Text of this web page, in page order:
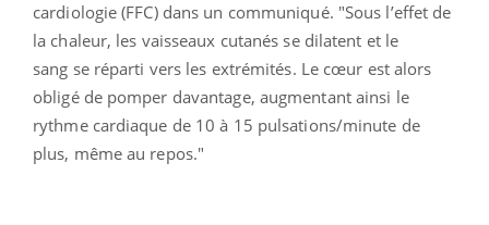
cardiologie (FFC) dans un communiqué. "Sous l’effet de
la chaleur, les vaisseaux cutanés se dilatent et le
sang se réparti vers les extrémités. Le cœur est alors
obligé de pomper davantage, augmentant ainsi le
rythme cardiaque de 10 à 15 pulsations/minute de
plus, même au repos."